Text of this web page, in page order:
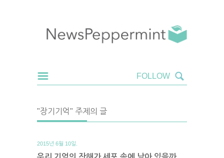
"장기기억" 주제의 글
2015년 6월 10일.